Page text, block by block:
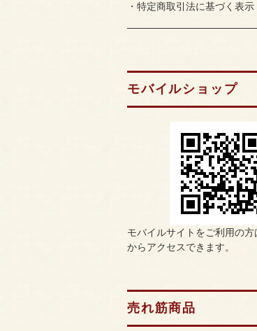
・特定商取引法に基づく表示
モバイルショップ
モバイルサイトをご利用の方
からアクセスできます。
売れ筋商品